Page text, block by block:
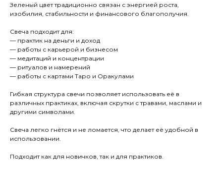
Зеленый цвет традиционно связан с энергией роста,
изобилия, стабильности и финансового благополучия.
Свеча подходит для:
— практик на деньги и доход
— работы с карьерой и бизнесом
— медитаций и концентрации
— ритуалов и намерений
— работы с картами Таро и Оракулами
Гибкая структура свечи позволяет использовать её в
различных практиках, включая скрутки с травами, маслами и
другими символами.
Свеча легко гнётся и не ломается, что делает её удобной в
использовании.
Подходит как для новичков, так и для практиков.